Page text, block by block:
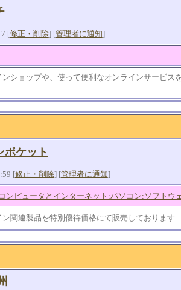
[修正・削除] [管理者に通知]
ショップや、使って便利なオンラインサービス
ポケット
[修正・削除] [管理者に通知]
ンピュータとインターネット:パソコン:ソフトウ
関連製品を特別優待価格にて販売しております